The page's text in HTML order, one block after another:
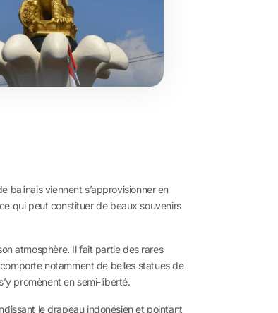
balinais viennent s’approvisionner en
qui peut constituer de beaux souvenirs
atmosphère. Il fait partie des rares
notamment de belles statues de
promènent en semi-liberté.
le drapeau indonésien et pointant